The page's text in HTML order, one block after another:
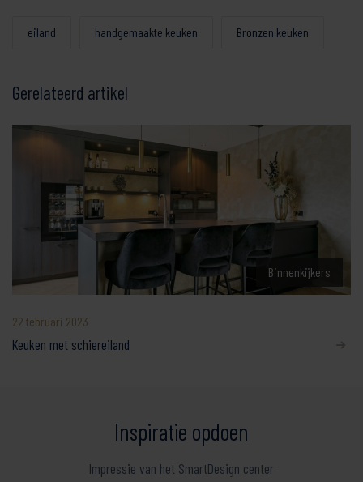
eiland handgemaakte keuken Bronzen keuken
Gerelateerd artikel
Binnenkijkers
22 februari 2023
Keuken met schiereiland
Inspiratie opdoen
Impressie van het SmartDesign center